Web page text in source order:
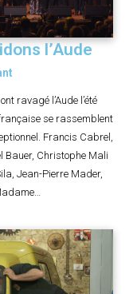
l’Aude
ravagé l’Aude l’été
se rassemblent
Francis Cabrel,
Bauer, Christophe Mali
Jean-Pierre Mader,